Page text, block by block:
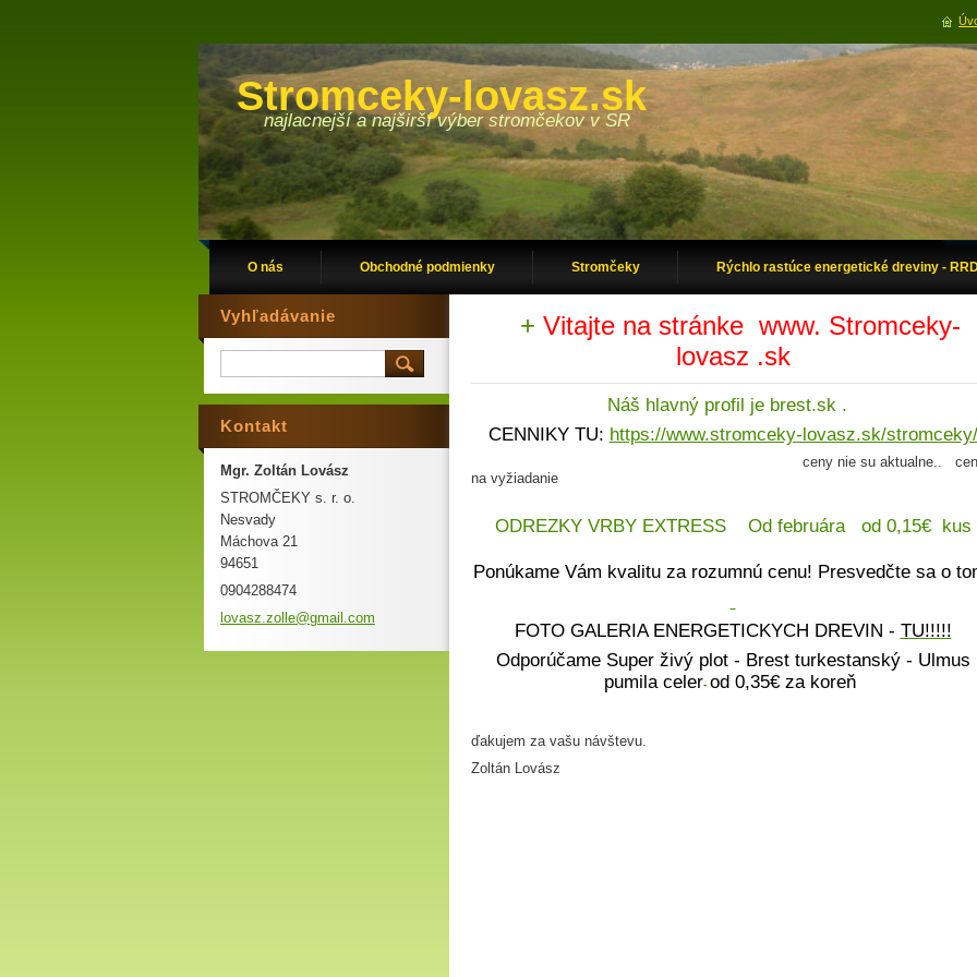
Stromceky-lovasz.sk
najlacnejší a najširší výber stromčekov v SR
O nás Obchodné podmienky Stromčeky Rýchlo rastúce energetické dreviny -
+ Vitajte na stránke www. Stromceky-
lovasz .sk
Náš hlavný profil je brest.sk .
CENNIKY TU: https://www.stromceky-lovasz.sk/stromceky/
ceny nie su aktualne..
na vyžiadanie
ODREZKY VRBY EXTRESS Od februára od 0,15€ kus
Ponúkame Vám kvalitu za rozumnú cenu! Presvedčte sa o
FOTO GALERIA ENERGETICKYCH DREVIN - TU!!!!!
Odporúčame Super živý plot - Brest turkestanský - Ulmus
pumila celer- od 0,35€ za koreň
ďakujem za vašu návštevu.
Zoltán Lovász
Vyhľadávanie
Kontakt
Mgr. Zoltán Lovász
STROMČEKY s. r. o.
Nesvady
Máchova 21
94651
0904288474
lovasz.zolle@gmail.com